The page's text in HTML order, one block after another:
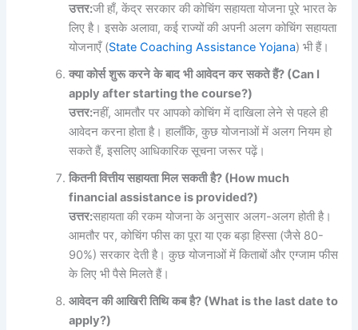
उत्तर:जी हाँ, केंद्र सरकार की कोचिंग सहायता योजना पूरे भारत के
लिए है। इसके अलावा, कई राज्यों की अपनी अलग कोचिंग सहायता
योजनाएँ (State Coaching Assistance Yojana) भी हैं।
क्या कोर्स शुरू करने के बाद भी आवेदन कर सकते हैं? (Can I
apply after starting the course?)
उत्तर:नहीं, आमतौर पर आपको कोचिंग में दाखिला लेने से पहले ही
आवेदन करना होता है। हालाँकि, कुछ योजनाओं में अलग नियम हो
सकते हैं, इसलिए आधिकारिक सूचना जरूर पढ़ें।
कितनी वित्तीय सहायता मिल सकती है? (How much
financial assistance is provided?)
उत्तर:सहायता की रकम योजना के अनुसार अलग-अलग होती है।
आमतौर पर, कोचिंग फीस का पूरा या एक बड़ा हिस्सा (जैसे 80-
90%) सरकार देती है। कुछ योजनाओं में किताबों और एग्जाम फीस
के लिए भी पैसे मिलते हैं।
आवेदन की आखिरी तिथि कब है? (What is the last date to
apply?)